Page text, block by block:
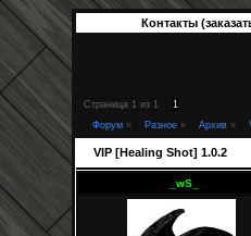
Контакты
Страница 1 из 1
1
Форум » Разное » Архив »
VIP [Healing Shot] 1.0.2
_wS_